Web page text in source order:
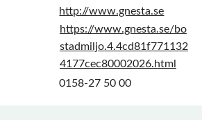
http://www.gnesta.se
https://www.gnesta.se/bo
stadmiljo.4.4cd81f771132
4177cec80002026.html
0158-27 50 00